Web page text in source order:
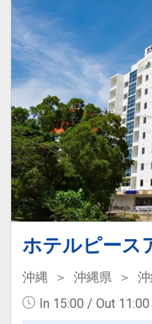
があった場合、
ません。
※他の割引との
※割引適用後の
ーからお進み
「空室照会結果
さい。
ホテルポイント
●レンタルアメ
ズなど多様なサ
ＯＫ（数量限定
－Ｆｉが代金不
ご宿泊の９０
ると
１泊につきおひ
※早期申込期間
数の内訳・客室
ン・氏名・人員
があった場合、
ません。
※他の割引との
※割引適用後の
ーからお進みい
「空室照会結果
さい。
ホテルピース
沖縄 沖縄県
In 15:00 / Out 11:00